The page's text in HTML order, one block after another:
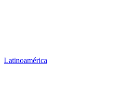
Latinoamérica